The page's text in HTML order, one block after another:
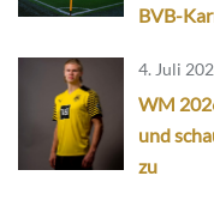
BVB-
4. Juli
WM
und
zu